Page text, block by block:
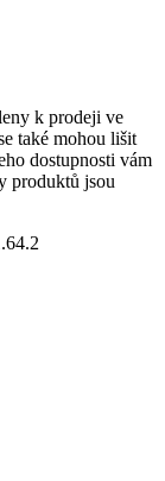
k prodeji ve
také mohou lišit
dostupnosti vám
produktů jsou